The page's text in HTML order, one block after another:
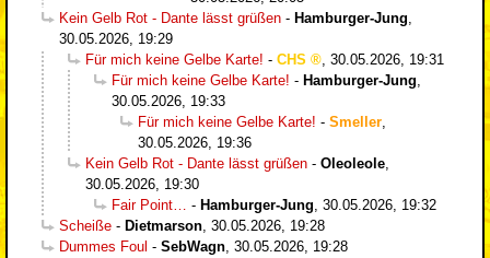
Kein Gelb Rot - Dante lässt grüßen - Hamburger-Jung,
30.05.2026, 19:29
Für mich keine Gelbe Karte! - CHS , 30.05.2026, 19:31
Für mich keine Gelbe Karte! - Hamburger-Jung,
30.05.2026, 19:33
Für mich keine Gelbe Karte! - Smeller,
30.05.2026, 19:36
Kein Gelb Rot - Dante lässt grüßen - Oleoleole,
30.05.2026, 19:30
Fair Point… - Hamburger-Jung, 30.05.2026, 19:32
Scheiße - Dietmarson, 30.05.2026, 19:28
Dummes Foul - SebWagn, 30.05.2026, 19:28